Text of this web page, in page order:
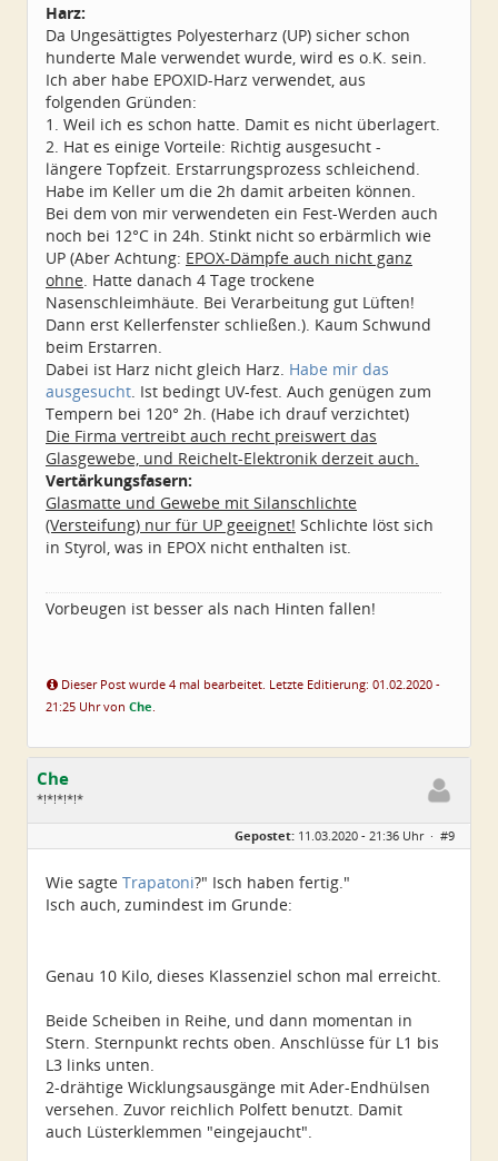
Harz:
Da Ungesättigtes Polyesterharz (UP) sicher schon
hunderte Male verwendet wurde, wird es o.K. sein.
Ich aber habe EPOXID-Harz verwendet, aus
folgenden Gründen:
1. Weil ich es schon hatte. Damit es nicht überlagert.
2. Hat es einige Vorteile: Richtig ausgesucht -
längere Topfzeit. Erstarrungsprozess schleichend.
Habe im Keller um die 2h damit arbeiten können.
Bei dem von mir verwendeten ein Fest-Werden auch
noch bei 12°C in 24h. Stinkt nicht so erbärmlich wie
UP (Aber Achtung: EPOX-Dämpfe auch nicht ganz
ohne . Hatte danach 4 Tage trockene
Nasenschleimhäute. Bei Verarbeitung gut Lüften!
Dann erst Kellerfenster schließen.). Kaum Schwund
beim Erstarren.
Dabei ist Harz nicht gleich Harz. Habe mir das
ausgesucht . Ist bedingt UV-fest. Auch genügen zum
Tempern bei 120° 2h. (Habe ich drauf verzichtet)
Die Firma vertreibt auch recht preiswert das
Glasgewebe, und Reichelt-Elektronik derzeit auch.
Vertärkungsfasern:
Glasmatte und Gewebe mit Silanschlichte
(Versteifung) nur für UP geeignet! Schlichte löst sich
in Styrol, was in EPOX nicht enthalten ist.
Vorbeugen ist besser als nach Hinten fallen!
Dieser Post wurde 4 mal bearbeitet. Letzte Editierung: 01.02.2020 -
21:25 Uhr von Che
Che
*!*!*!*!*
Geschlecht:
Alter:
72
Dabei seit:
06 / 2014
Gepostet: 11.03.2020 - 21:36 Uhr · #9
Wie sagte Trapatoni?" Isch haben fertig."
Isch auch, zumindest im Grunde:
Genau 10 Kilo, dieses Klassenziel schon mal erreicht.
Beide Scheiben in Reihe, und dann momentan in
Stern. Sternpunkt rechts oben. Anschlüsse für L1 bis
L3 links unten.
2-drähtige Wicklungsausgänge mit Ader-Endhülsen
versehen. Zuvor reichlich Polfett benutzt. Damit
auch Lüsterklemmen "eingejaucht".